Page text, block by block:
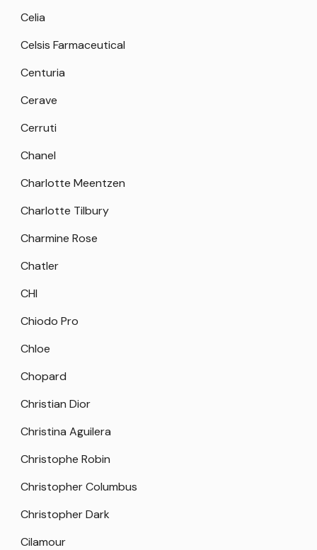
Celia
Celsis Farmaceutical
Centuria
Cerave
Cerruti
Chanel
Charlotte Meentzen
Charlotte Tilbury
Charmine Rose
Chatler
CHI
Chiodo Pro
Chloe
Chopard
Christian Dior
Christina Aguilera
Christophe Robin
Christopher Columbus
Christopher Dark
Cilamour